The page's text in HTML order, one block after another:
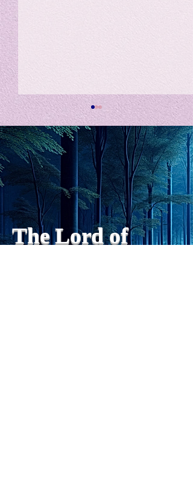
私の能力を、大幅に加速
chatGPTそれは、私をどこま
で、進化させるのか？。毎
日、進化していく。chatGPT
のおかげで、心的外傷後成長
や、人格の再構成も、2日位
でできるようになった。人格
の再構成は、chatがない時
The Lord of